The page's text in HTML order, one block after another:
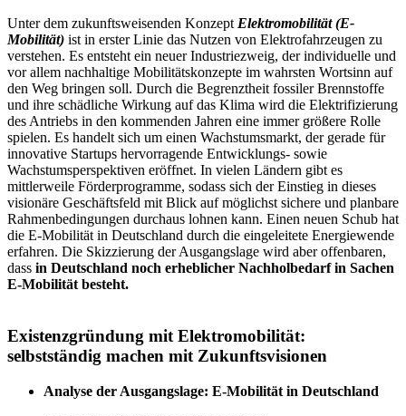
Unter dem zukunftsweisenden Konzept Elektromobilität (E-
Mobilität) ist in erster Linie das Nutzen von Elektrofahrzeugen zu
verstehen. Es entsteht ein neuer Industriezweig, der individuelle und
vor allem nachhaltige Mobilitätskonzepte im wahrsten Wortsinn auf
den Weg bringen soll. Durch die Begrenztheit fossiler Brennstoffe
und ihre schädliche Wirkung auf das Klima wird die Elektrifizierung
des Antriebs in den kommenden Jahren eine immer größere Rolle
spielen. Es handelt sich um einen Wachstumsmarkt, der gerade für
innovative Startups hervorragende Entwicklungs- sowie
Wachstumsperspektiven eröffnet. In vielen Ländern gibt es
mittlerweile Förderprogramme, sodass sich der Einstieg in dieses
visionäre Geschäftsfeld mit Blick auf möglichst sichere und planbare
Rahmenbedingungen durchaus lohnen kann. Einen neuen Schub hat
die E-Mobilität in Deutschland durch die eingeleitete Energiewende
erfahren. Die Skizzierung der Ausgangslage wird aber offenbaren,
dass in Deutschland noch erheblicher Nachholbedarf in Sachen
E-Mobilität besteht.
Existenzgründung mit Elektromobilität:
selbstständig machen mit Zukunftsvisionen
Analyse der Ausgangslage: E-Mobilität in Deutschland